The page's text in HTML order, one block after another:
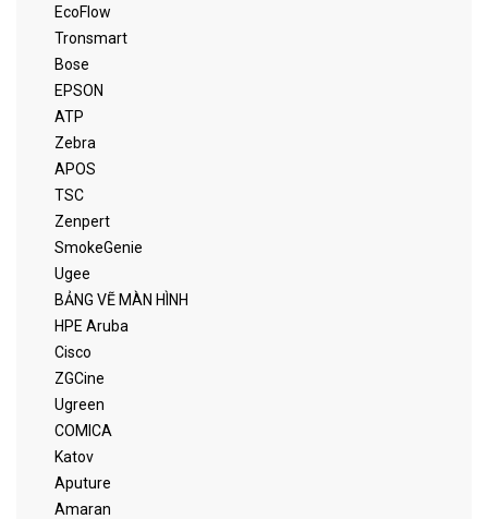
EcoFlow
Tronsmart
Bose
EPSON
ATP
Zebra
APOS
TSC
Zenpert
SmokeGenie
Ugee
BẢNG VẼ MÀN HÌNH
HPE Aruba
Cisco
ZGCine
Ugreen
COMICA
Katov
Aputure
Amaran